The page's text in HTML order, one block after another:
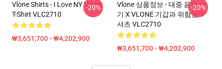
Vlone Shirts - I Love NY Vlone
T-Shirt VLC2710
₩3,651,700 - ₩4,202,900
-20%
Vlone 상품정보 - 대중 음악 연
기 X VLONE 기갑과 위험한 T-
셔츠 VLC2710
₩3,651,700 - ₩4,202,900
-20%